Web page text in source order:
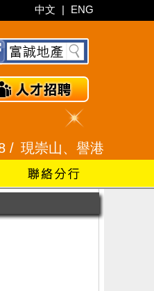
中文 | ENG
現崇山、譽港灣 2345